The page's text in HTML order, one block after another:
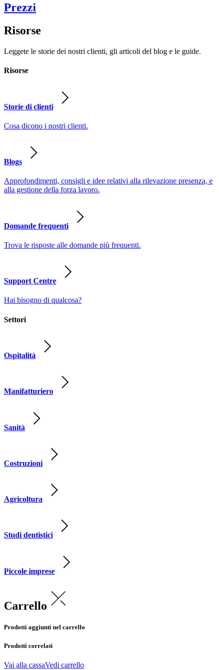
Prezzi
Risorse
Leggete le storie dei nostri clienti, gli articoli del blog e le guide.
Risorse
Storie di clienti
Cosa dicono i nostri clienti.
Blogs
Approfondimenti, consigli e idee relativi alla rilevazione presenza, e
alla gestione della forza lavoro.
Domande frequenti
Trova le risposte alle domande più frequenti.
Support Centre
Hai bisogno di qualcosa?
Settori
Ospitalità
Manifatturiero
Sanità
Costruzioni
Agricoltura
Studi dentistici
Piccole imprese
Carrello
Prodotti aggiunti nel carrello
Prodotti correlati
Vai alla cassaVedi carrello